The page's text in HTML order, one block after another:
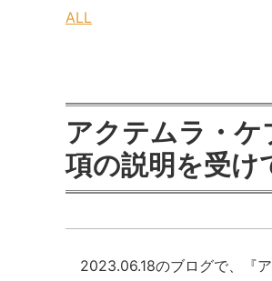
ALL
アクテムラ・
項の説明を受け
2023.06.18のブログで、『